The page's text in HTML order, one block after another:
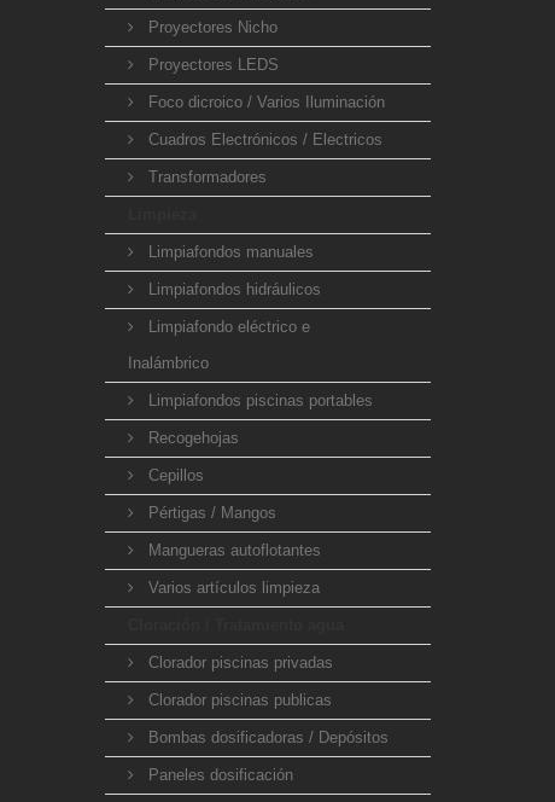
Proyectores Nicho
Proyectores LEDS
Foco dicroico / Varios Iluminación
Cuadros Electrónicos / Electricos
Transformadores
Limpiafondos manuales
Limpiafondos hidráulicos
Limpiafondo eléctrico e
Inalámbrico
Limpiafondos piscinas portables
Recogehojas
Cepillos
Pértigas / Mangos
Mangueras autoflotantes
Varios artículos limpieza
Clorador piscinas privadas
Clorador piscinas publicas
Bombas dosificadoras / Depósitos
Paneles dosificación